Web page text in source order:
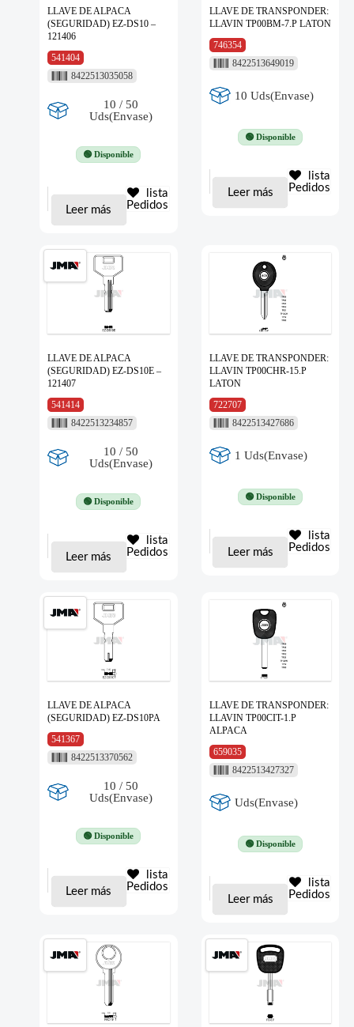
LLAVE DE ALPACA
(SEGURIDAD) EZ-DS10 –
121406
541404
8422513035058
10 / 50
Uds(Envase)
🟢 Disponible
Leer más
lista
Pedidos
LLAVE DE TRANSPONDER:
LLAVIN TP00BM-7.P LATON
746354
8422513649019
10 Uds(Envase)
🟢 Disponible
Leer más
lista
Pedidos
LLAVE DE ALPACA
(SEGURIDAD) EZ-DS10E –
121407
541414
8422513234857
10 / 50
Uds(Envase)
🟢 Disponible
Leer más
lista
Pedidos
LLAVE DE TRANSPONDER:
LLAVIN TP00CHR-15.P
LATON
722707
8422513427686
1 Uds(Envase)
🟢 Disponible
Leer más
lista
Pedidos
LLAVE DE ALPACA
(SEGURIDAD) EZ-DS10PA
541367
8422513370562
10 / 50
Uds(Envase)
🟢 Disponible
Leer más
lista
Pedidos
LLAVE DE TRANSPONDER:
LLAVIN TP00CIT-1.P
ALPACA
659035
8422513427327
Uds(Envase)
🟢 Disponible
Leer más
lista
Pedidos